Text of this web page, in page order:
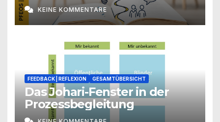
KEINE KOMMENTARE
FEEDBACK | REFLEXION GESAMTÜBERSICHT
Das Johari-Fenster in der
Prozessbegleitung